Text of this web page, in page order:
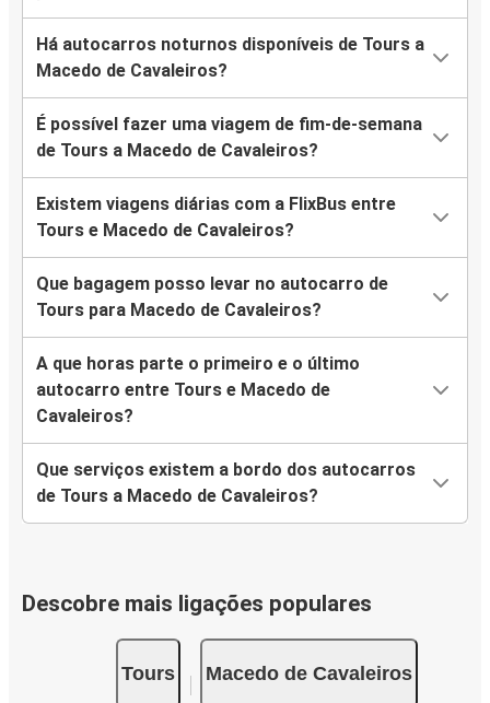
Há autocarros noturnos disponíveis de Tours a
Macedo de Cavaleiros?
É possível fazer uma viagem de fim-de-semana
de Tours a Macedo de Cavaleiros?
Existem viagens diárias com a FlixBus entre
Tours e Macedo de Cavaleiros?
Que bagagem posso levar no autocarro de
Tours para Macedo de Cavaleiros?
A que horas parte o primeiro e o último
autocarro entre Tours e Macedo de
Cavaleiros?
Que serviços existem a bordo dos autocarros
de Tours a Macedo de Cavaleiros?
Descobre mais ligações populares
Tours Macedo de Cavaleiros